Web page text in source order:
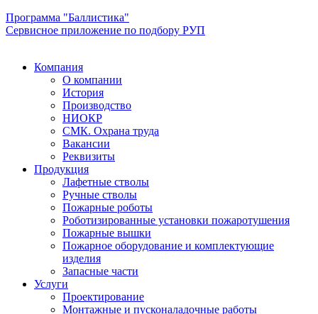
Программа "Баллистика"
Сервисное приложение по подбору РУП
Компания
О компании
История
Производство
НИОКР
СМК. Охрана труда
Вакансии
Реквизиты
Продукция
Лафетные стволы
Ручные стволы
Пожарные роботы
Роботизированные установки пожаротушения
Пожарные вышки
Пожарное оборудование и комплектующие
изделия
Запасные части
Услуги
Проектирование
Монтажные и пусконаладочные работы